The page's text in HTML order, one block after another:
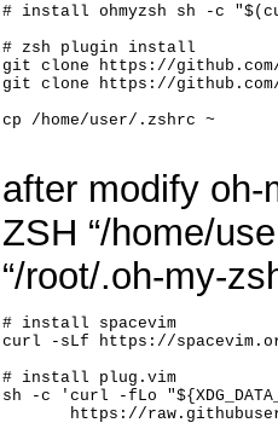
# install ohmyzsh sh -c
# zsh plugin install
git clone https://github.com/
git clone https://github.com/
cp /home/user/.zshrc ~
after modify
ZSH “/home/
“/root/.oh-my-
# install spacevim
curl -sLf https://
# install plug.vim
sh -c 'curl -fLo
https://